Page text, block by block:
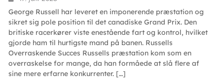
George Russell har leveret en imponerende præstation og
sikret sig pole position til det canadiske Grand Prix. Den
britiske racerkører viste enestående fart og kontrol, hvilket
gjorde ham til hurtigste mand på banen. Russells
Overraskende Succes Russells præstation kom som en
overraskelse for mange, da han formåede at slå flere af
sine mere erfarne konkurrenter. […]